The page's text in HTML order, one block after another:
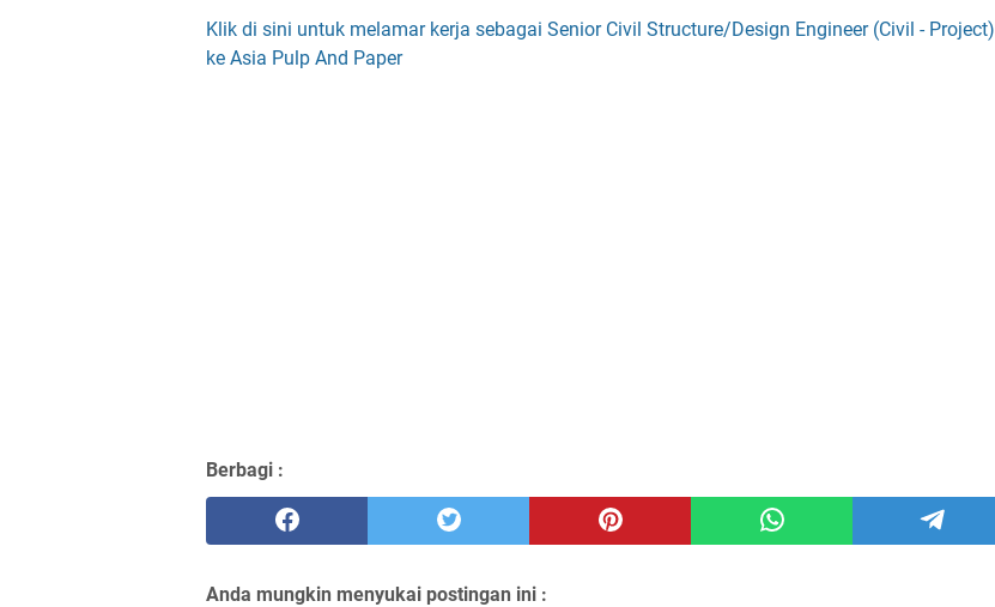
Klik di sini untuk melamar kerja sebagai Senior Civil Structure/Design Engineer (Civil - Project)
ke Asia Pulp And Paper
Berbagi :
Anda mungkin menyukai postingan ini :